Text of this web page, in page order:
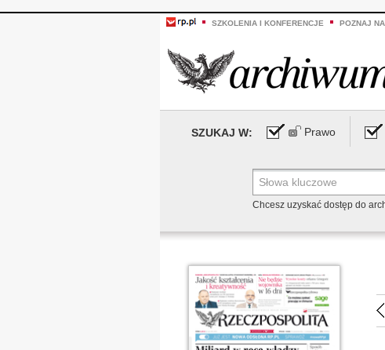
SZKOLENIA I KONFERENCJE POZNAJ
SZUKAJ W: Prawo
Chcesz uzyskać dostęp do